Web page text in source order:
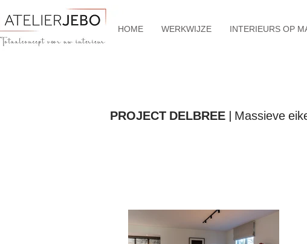
HOME WERKWIJZE INTERIEURS OP
PROJECT DELBREE | Massieve